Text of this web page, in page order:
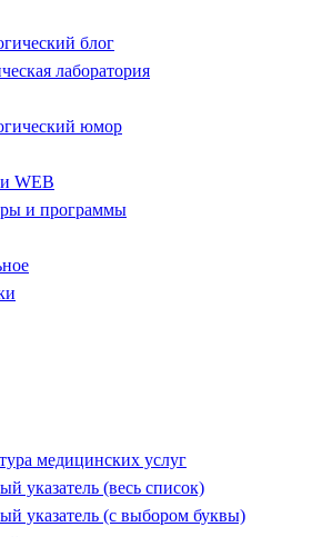
блог
лаборатория
юмор
WEB
и программы
медицинских услуг
указатель (весь список)
указатель (с выбором буквы)